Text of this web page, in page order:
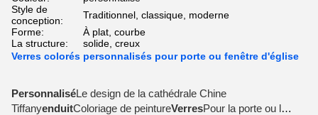
Style de
conception:
Traditionnel, classique, moderne
Forme:
À plat, courbe
La structure:
solide, creux
Verres colorés personnalisés pour porte ou fenêtre d'église
PersonnaliséLe design de la cathédrale Chine
TiffanyenduitColoriage de peintureVerresPour la porte ou la